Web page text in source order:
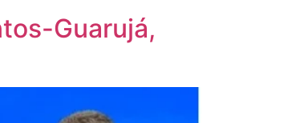
Guarujá,